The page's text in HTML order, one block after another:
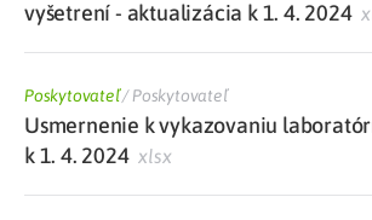
vyšetrení - aktualizácia k 1. 4. 2024
Poskytovateľ/Poskytovateľ
Usmernenie k vykazovaniu
k 1. 4. 2024xlsx